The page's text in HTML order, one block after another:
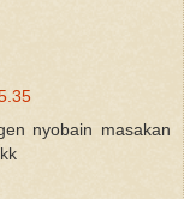
nyobain masakan